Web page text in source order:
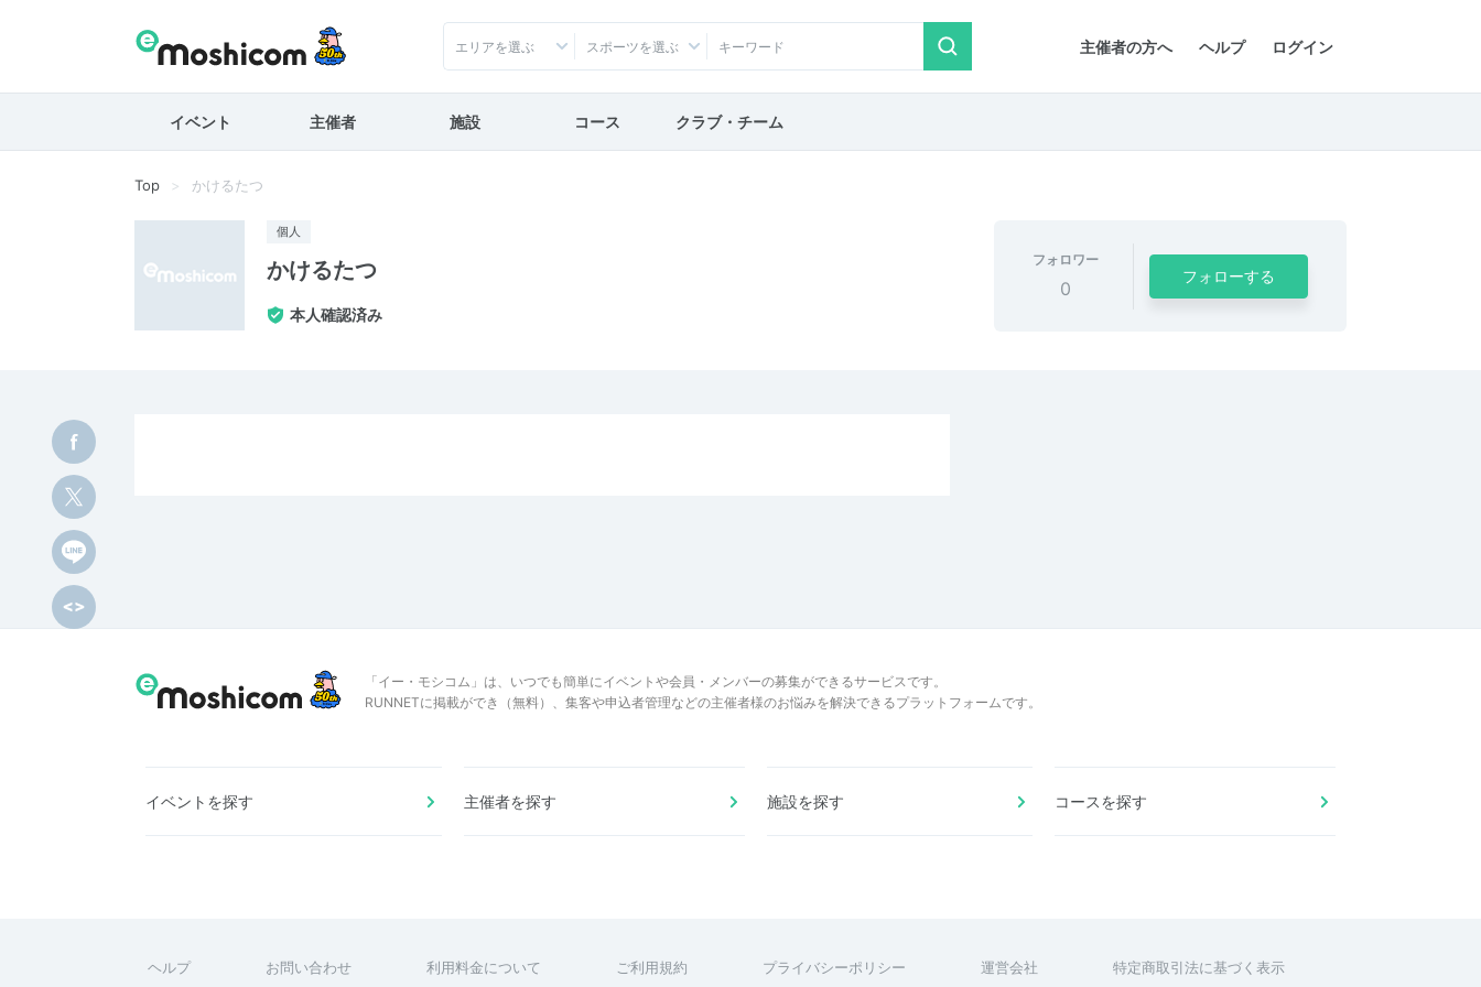
主催者の方へ ヘルプ ログイン
エリアを選ぶ スポーツを選ぶ
イベント 主催者 施設 コース クラブ・チーム
Top かけるたつ
個人
かけるたつ
本人確認済み
フォロワー
0
フォローする
「イー・モシコム」は、いつでも簡単にイベントや会員・メンバーの募集ができるサービスです。
RUNNETに掲載ができ（無料）、集客や申込者管理などの主催者様のお悩みを解決できるプラットフォームです。
イベントを探す 主催者を探す 施設を探す コースを探す
ヘルプ お問い合わせ 利用料金について ご利用規約 プライバシーポリシー 運営会社 特定商取引法に基づく表示